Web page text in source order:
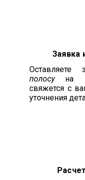
Заявка
полосу на
свяжется с
уточнения